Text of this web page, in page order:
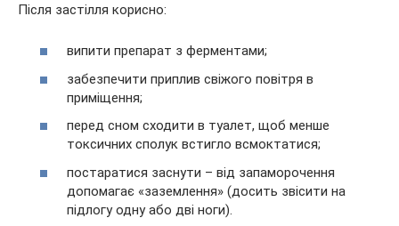
Після застілля корисно:
випити препарат з ферментами;
забезпечити приплив свіжого повітря в
приміщення;
перед сном сходити в туалет, щоб менше
токсичних сполук встигло всмоктатися;
постаратися заснути – від запаморочення
допомагає «заземлення» (досить звісити на
підлогу одну або дві ноги).